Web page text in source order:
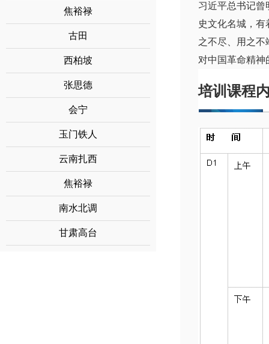
焦裕禄
古田
西柏坡
张思德
会宁
玉门铁人
云南扎西
焦裕禄
南水北调
甘肃高台
习近平总书记曾
史文化名城，
之不尽、用之不
对中国革命精
培训课程